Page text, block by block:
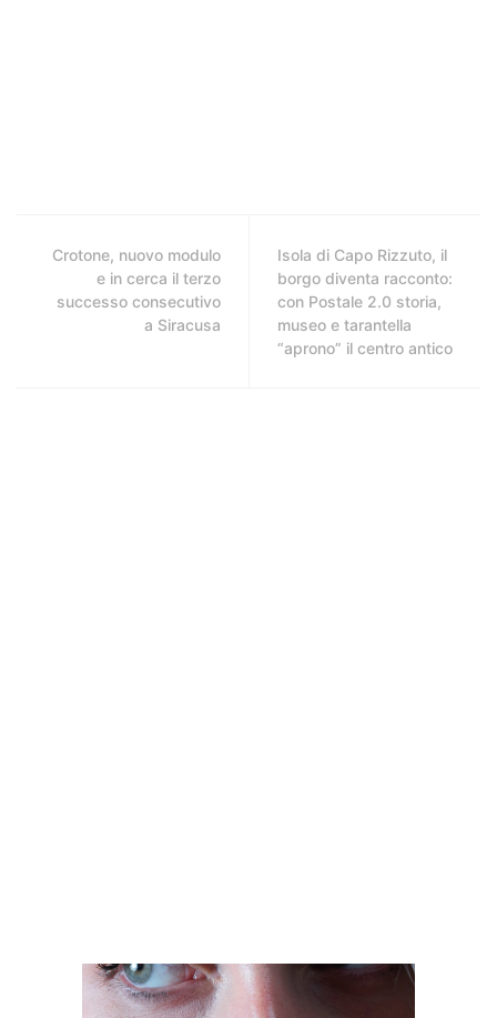
Crotone, nuovo modulo
e in cerca il terzo
successo consecutivo
a Siracusa
Isola di Capo Rizzuto, il
borgo diventa racconto:
con Postale 2.0 storia,
museo e tarantella
“aprono” il centro antico